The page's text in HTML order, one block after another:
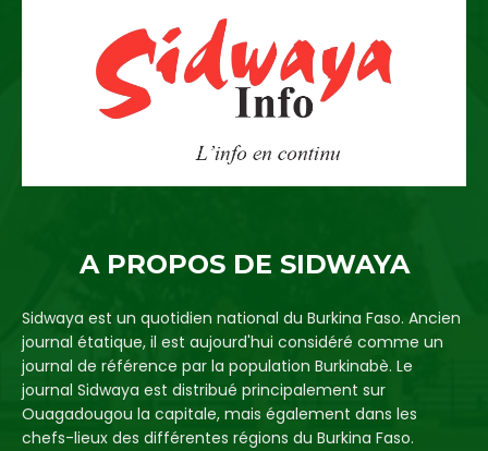
A PROPOS DE SIDWAYA
Sidwaya est un quotidien national du Burkina Faso. Ancien
journal étatique, il est aujourd'hui considéré comme un
journal de référence par la population Burkinabè. Le
journal Sidwaya est distribué principalement sur
Ouagadougou la capitale, mais également dans les
chefs-lieux des différentes régions du Burkina Faso.